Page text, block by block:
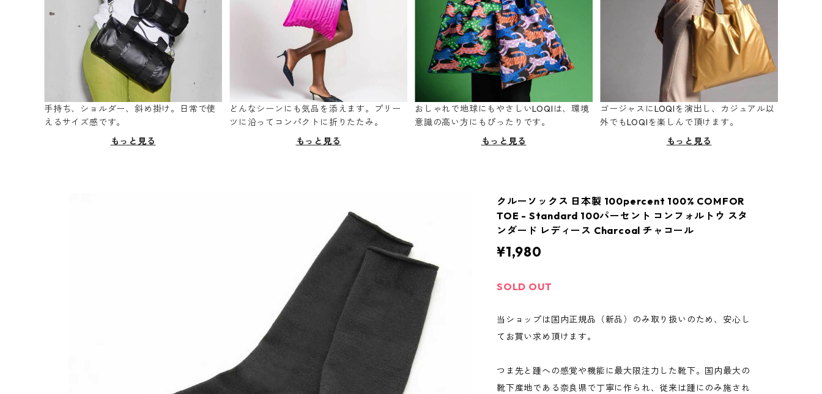
手持ち、ショルダー、斜め掛け。日常で使
えるサイズ感です。
もっと見る
どんなシーンにも気品を添えます。プリー
ツに沿ってコンパクトに折りたたみ。
もっと見る
おしゃれで地球にもやさしいLOQIは、環境
意識の高い方にもぴったりです。
もっと見る
ゴージャスにLOQIを演出し、カジュアル以
外でもLOQIを楽しんで頂けます。
もっと見る
クルーソックス 日本製 100percent 100% COMFOR
TOE - Standard 100パーセント コンフォルトウ スタ
ンダード レディース Charcoal チャコール
¥1,980
SOLD OUT
当ショップは国内正規品（新品）のみ取り扱いのため、安心し
てお買い求め頂けます。
つま先と踵への感覚や機能に最大限注力した靴下。国内最大の
靴下産地である奈良県で丁寧に作られ、従来は踵にのみ施され